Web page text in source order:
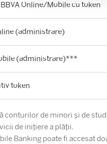
Online/Mobile cu token
(administrare)
(administrare)***
token
conturilor de minori și de
de inițiere a plății.
Banking poate fi accesat